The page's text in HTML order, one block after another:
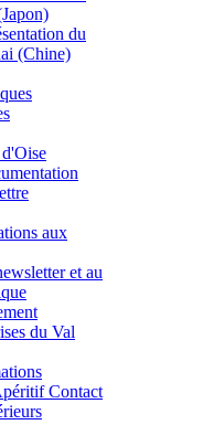
du
(Chine)
aux
et au
du Val
Contact